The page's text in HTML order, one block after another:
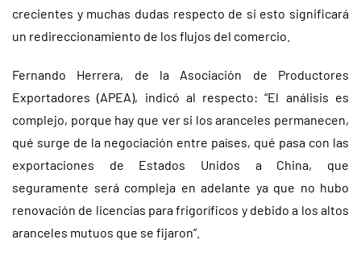
crecientes y muchas dudas respecto de si esto significará
un redireccionamiento de los flujos del comercio.
Fernando Herrera, de la Asociación de Productores
Exportadores (APEA), indicó al respecto: “El análisis es
complejo, porque hay que ver si los aranceles permanecen,
qué surge de la negociación entre países, qué pasa con las
exportaciones de Estados Unidos a China, que
seguramente será compleja en adelante ya que no hubo
renovación de licencias para frigoríficos y debido a los altos
aranceles mutuos que se fijaron”.